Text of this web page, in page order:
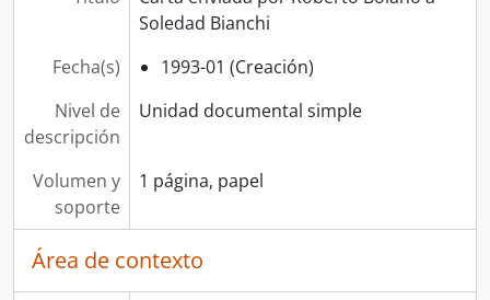
Soledad Bianchi
Fecha(s)
1993-01 (Creación)
Nivel de
descripción
Unidad documental simple
Volumen y
soporte
1 página, papel
Área de contexto